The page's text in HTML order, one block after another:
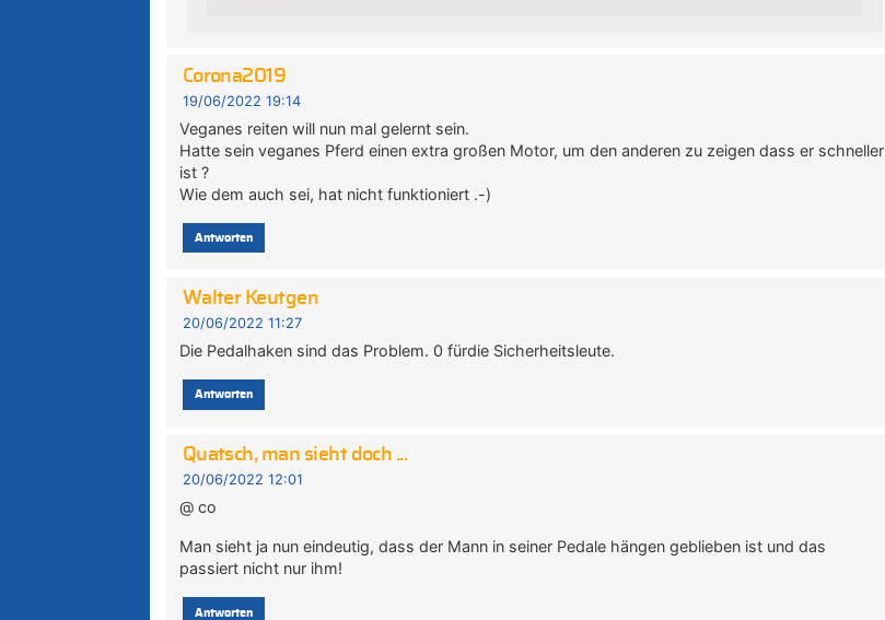
Corona2019
19/06/2022 19:14
Veganes reiten will nun mal gelernt sein.
Hatte sein veganes Pferd einen extra großen Motor, um den anderen zu zeigen dass er schneller
ist ?
Wie dem auch sei, hat nicht funktioniert .-)
Antworten
Walter Keutgen
20/06/2022 11:27
Die Pedalhaken sind das Problem. 0 fürdie Sicherheitsleute.
Antworten
Quatsch, man sieht doch ...
20/06/2022 12:01
@ co
Man sieht ja nun eindeutig, dass der Mann in seiner Pedale hängen geblieben ist und das
passiert nicht nur ihm!
Antworten